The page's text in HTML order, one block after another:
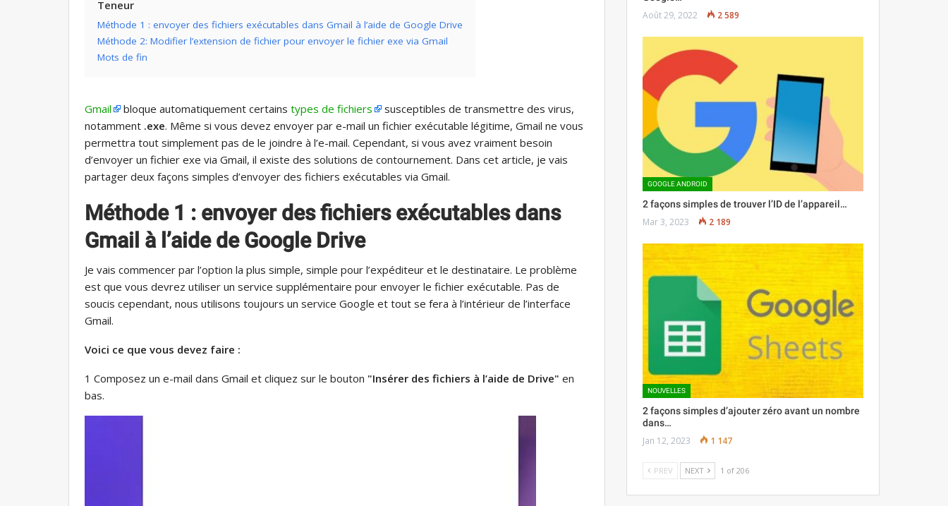
Teneur
Méthode 1 : envoyer des fichiers exécutables dans Gmail à l’aide de Google Drive
Méthode 2: Modifier l’extension de fichier pour envoyer le fichier exe via Gmail
Mots de fin
Gmail bloque automatiquement certains types de fichiers
susceptibles de transmettre des virus,
notamment .exe. Même si vous devez envoyer par e-mail un fichier exécutable légitime, Gmail ne vous
permettra tout simplement pas de le joindre à l’e-mail. Cependant, si vous avez vraiment besoin
d’envoyer un fichier exe via Gmail, il existe des solutions de contournement. Dans cet article, je vais
partager deux façons simples d’envoyer des fichiers exécutables via Gmail.
Méthode 1 : envoyer des fichiers exécutables dans
Gmail à l’aide de Google Drive
Je vais commencer par l’option la plus simple, simple pour l’expéditeur et le destinataire. Le problème
est que vous devrez utiliser un service supplémentaire pour envoyer le fichier exécutable. Pas de
soucis cependant, nous utilisons toujours un service Google et tout se fera à l’intérieur de l’interface
Gmail.
Voici ce que vous devez faire :
1 Composez un e-mail dans Gmail et cliquez sur le bouton "Insérer des fichiers à l’aide de Drive" en
bas.
Août 29, 2022 2 589
GOOGLE ANDROID
2 façons simples de trouver l’ID de l’appareil…
Mar 3, 2023 2 189
NOUVELLES
2 façons simples d’ajouter zéro avant un nombre
dans…
Jan 12, 2023 1 147
PREV NEXT 1 of 206